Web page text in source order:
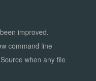
improved.
command line
when any file